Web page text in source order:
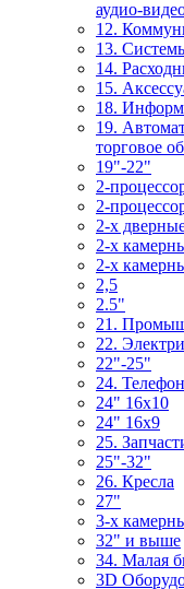
аудио-
12.
13.
14.
15.
18.
19.
торговое
19"-22"
2-
2-
2-х
2-х
2-х
2,5
2.5"
21.
22.
22"-25"
24.
24" 16x10
24" 16x9
25.
25"-32"
26. Кресла
27"
3-x
32" и выше
34. Малая
3D